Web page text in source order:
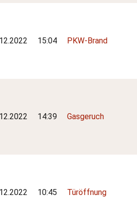
15:04 PKW-Brand
14:39 Gasgeruch
10:45 Türöffnung